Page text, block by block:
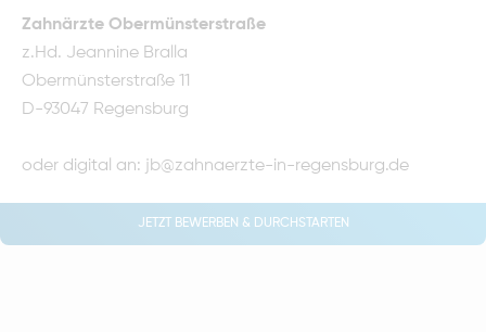
Zahnärzte Obermünsterstraße
z.Hd. Jeannine Bralla
Obermünsterstraße 11
D-93047 Regensburg
oder digital an: jb@zahnaerzte-in-regensburg.de
JETZT BEWERBEN & DURCHSTARTEN